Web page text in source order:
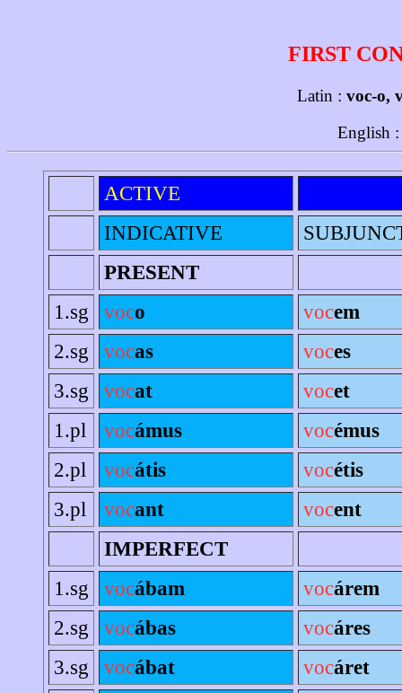
FIRST
Latin : voc-o,
English
ACTIVE
INDICATIVE
PRESENT
1.sg
voco vocem
2.sg
vocas voces
3.sg
vocat vocet
1.pl
vocámus vocémus
2.pl
vocátis vocétis
3.pl
vocant vocent
IMPERFECT
1.sg
vocábam vocárem
2.sg
vocábas vocáres
3.sg
vocábat vocáret